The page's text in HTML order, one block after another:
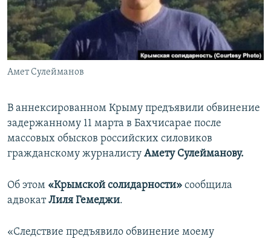
ПОБЕДИТЕЛЕЙ НЕ СУДЯТ?
КРЫМ.НЕПОКОРЕННЫЙ
ELIFBE
УКРАИНСКАЯ ПРОБЛЕМА КРЫМА
ПРИСОЕДИНЯЙТЕСЬ!
Амет Сулейманов
В аннексированном Крыму предъявили обвинение
задержанному 11 марта в Бахчисарае после
массовых обысков российских силовиков
гражданскому журналисту Амету Сулейманову.
Об этом «Крымской солидарности» сообщила
адвокатЛиля Гемеджи.
«Следствие предъявило обвинение моему